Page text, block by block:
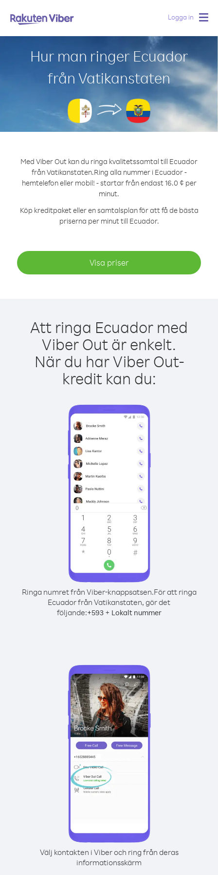
Logga in
Hur man ringer Ecuador
från Vatikanstaten
Med Viber Out kan du ringa kvalitetssamtal till Ecuador
från Vatikanstaten.Ring alla nummer i Ecuador -
hemtelefon eller mobil! - startar från endast 16.0 ¢ per
minut.
Köp kreditpaket eller en samtalsplan för att få de bästa
priserna per minut till Ecuador.
Visa priser
Att ringa Ecuador med
Viber Out är enkelt.
När du har Viber Out-
kredit kan du:
Ringa numret från Viber-knappsatsen.För att ringa
Ecuador från Vatikanstaten, gör det
följande:+593+ Lokalt nummer
Välj kontakten i Viber och ring från deras
informationsskärm